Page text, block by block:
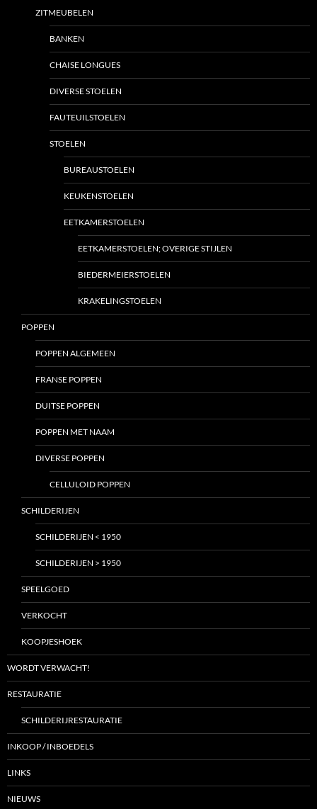
ZITMEUBELEN
BANKEN
CHAISE LONGUES
DIVERSE STOELEN
FAUTEUILSTOELEN
STOELEN
BUREAUSTOELEN
KEUKENSTOELEN
EETKAMERSTOELEN
EETKAMERSTOELEN; OVERIGE STIJLEN
BIEDERMEIERSTOELEN
KRAKELINGSTOELEN
POPPEN
POPPEN ALGEMEEN
FRANSE POPPEN
DUITSE POPPEN
POPPEN MET NAAM
DIVERSE POPPEN
CELLULOID POPPEN
SCHILDERIJEN
SCHILDERIJEN < 1950
SCHILDERIJEN > 1950
SPEELGOED
VERKOCHT
KOOPJESHOEK
WORDT VERWACHT!
RESTAURATIE
SCHILDERIJRESTAURATIE
INKOOP / INBOEDELS
LINKS
NIEUWS